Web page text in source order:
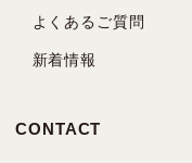
よくあるご質問
新着情報
CONTACT